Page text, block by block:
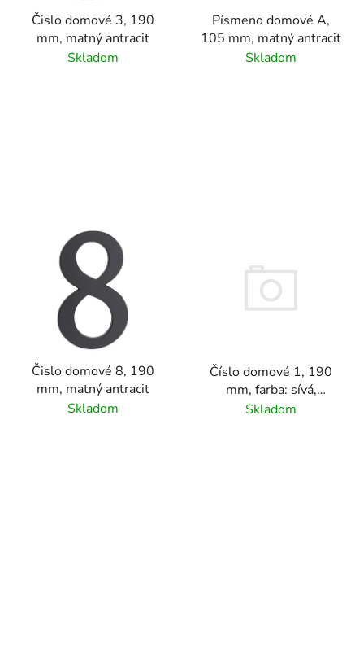
Čislo domové 3, 190
mm, matný antracit
Skladom
Písmeno domové A,
105 mm, matný antracit
Skladom
Čislo domové 8, 190
mm, matný antracit
Skladom
Číslo domové 1, 190
mm, farba: sívá,
materiál hliník
Skladom